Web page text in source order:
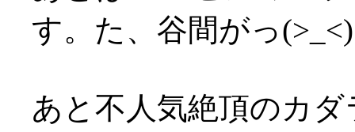
す。た、谷間がっ(>_<)
あと不人気絶頂のカ